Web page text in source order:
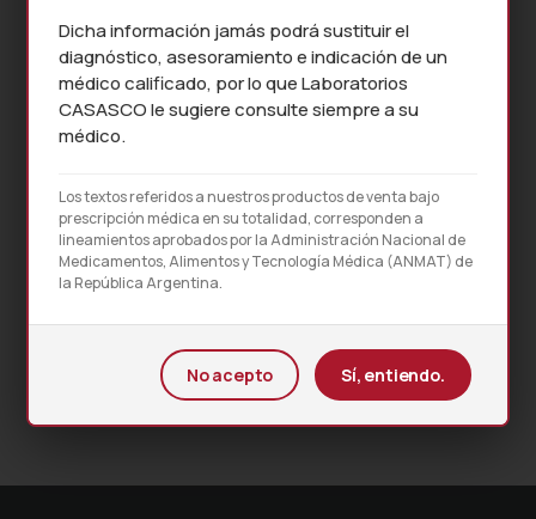
Dicha información jamás podrá sustituir el
diagnóstico, asesoramiento e indicación de un
médico calificado, por lo que Laboratorios
CASASCO le sugiere consulte siempre a su
médico.
Los textos referidos a nuestros productos de venta bajo
prescripción médica en su totalidad, corresponden a
lineamientos aprobados por la Administración Nacional de
Medicamentos, Alimentos y Tecnología Médica (ANMAT) de
la República Argentina.
No acepto Sí, entiendo.